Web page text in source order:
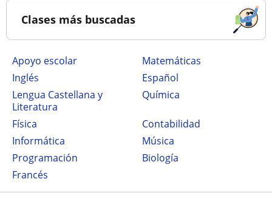
Clases más buscadas
Apoyo escolar
Matemáticas
Inglés
Español
Lengua Castellana y
Literatura
Química
Física
Contabilidad
Informática
Música
Programación
Biología
Francés